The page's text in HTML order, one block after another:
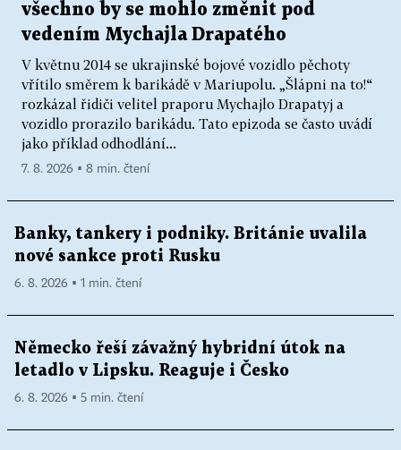
všechno by se mohlo změnit pod
vedením Mychajla Drapatého
V květnu 2014 se ukrajinské bojové vozidlo pěchoty
vřítilo směrem k barikádě v Mariupolu. „Šlápni na to!“
rozkázal řidiči velitel praporu Mychajlo Drapatyj a
vozidlo prorazilo barikádu. Tato epizoda se často uvádí
jako příklad odhodlání...
7. 8. 2026 ▪ 8 min. čtení
Banky, tankery i podniky. Británie uvalila
nové sankce proti Rusku
6. 8. 2026 ▪ 1 min. čtení
Německo řeší závažný hybridní útok na
letadlo v Lipsku. Reaguje i Česko
6. 8. 2026 ▪ 5 min. čtení